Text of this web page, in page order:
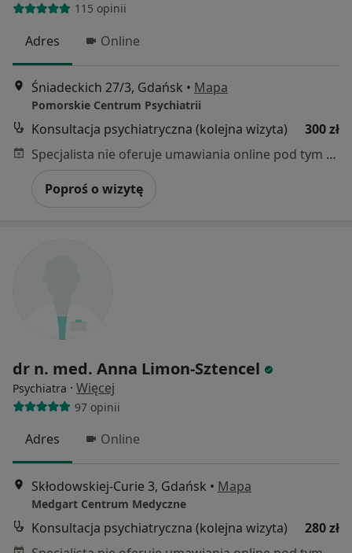
115 opinii
Adres Online
Śniadeckich 27/3, Gdańsk • Mapa
Pomorskie Centrum Psychiatrii
Konsultacja psychiatryczna (kolejna wizyta)
300 zł
Specjalista nie oferuje umawiania online pod tym adresem.
Poproś o wizytę
dr n. med. Anna Limon-Sztencel
Psychiatra · Więcej
97 opinii
Adres Online
Skłodowskiej-Curie 3, Gdańsk • Mapa
Medgart Centrum Medyczne
Konsultacja psychiatryczna (kolejna wizyta)
280 zł